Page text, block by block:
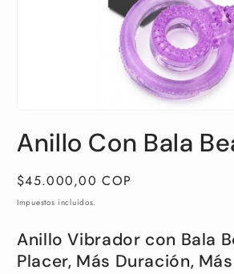
multimedia
1
una
ventana
modal
Anillo Con Bala
Precio
habitual
$45.000,00 COP
Impuestos incluidos.
Anillo Vibrador con Bala
Placer, Más Duración,